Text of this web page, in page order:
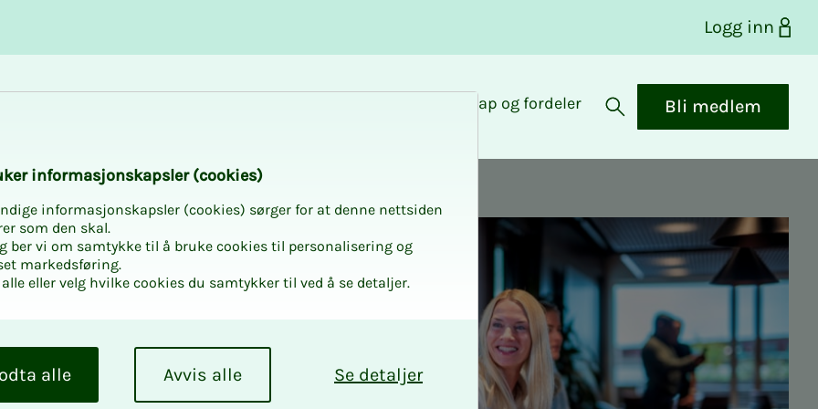
Logg inn
Medlemskap og fordeler
Åpne søk
Bli medlem
in­­for­­ma­­sjons­­kaps­­­ler (cookies)
informasjonskapsler (cookies) sørger for at denne nettsiden
som den skal.
ber vi om samtykke til å bruke cookies til personalisering og
markedsføring.
eller velg hvilke cookies du samtykker til ved å se detaljer.
Se detaljer
Avvis alle
alle